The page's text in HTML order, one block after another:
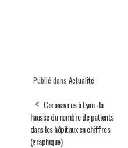
Publié dans Actualité
Coronavirus à Lyon : la
hausse du nombre de patients
dans les hôpitaux en chiffres
(graphique)